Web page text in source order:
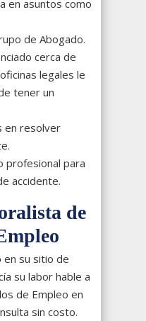
en asuntos como
de Abogado.
cerca de
legales le
tener un
en resolver
profesional para
accidente.
de
en su sitio de
su labor hable a
de Empleo en
sin costo.